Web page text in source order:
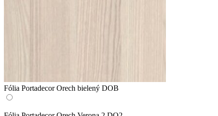
Fólia Portadecor Orech bielený DOB